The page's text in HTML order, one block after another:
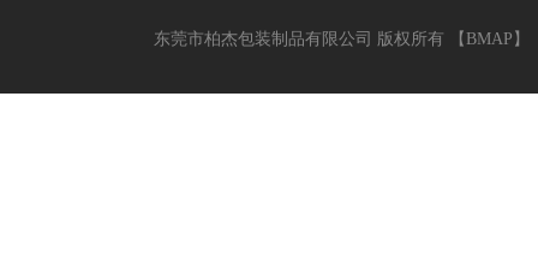
东莞市柏杰包装制品有限公司 版权所有 【 BMAP 】